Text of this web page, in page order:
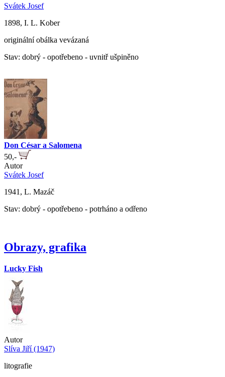
Svátek Josef
1898, I. L. Kober
originální obálka vevázaná
Stav: dobrý - opotřebeno - uvnitř ušpiněno
Don César a Salomena
50,-
Autor
Svátek Josef
1941, L. Mazáč
Stav: dobrý - opotřebeno - potrháno a odřeno
Obrazy, grafika
Lucky Fish
Autor
Slíva Jiří (1947)
litografie